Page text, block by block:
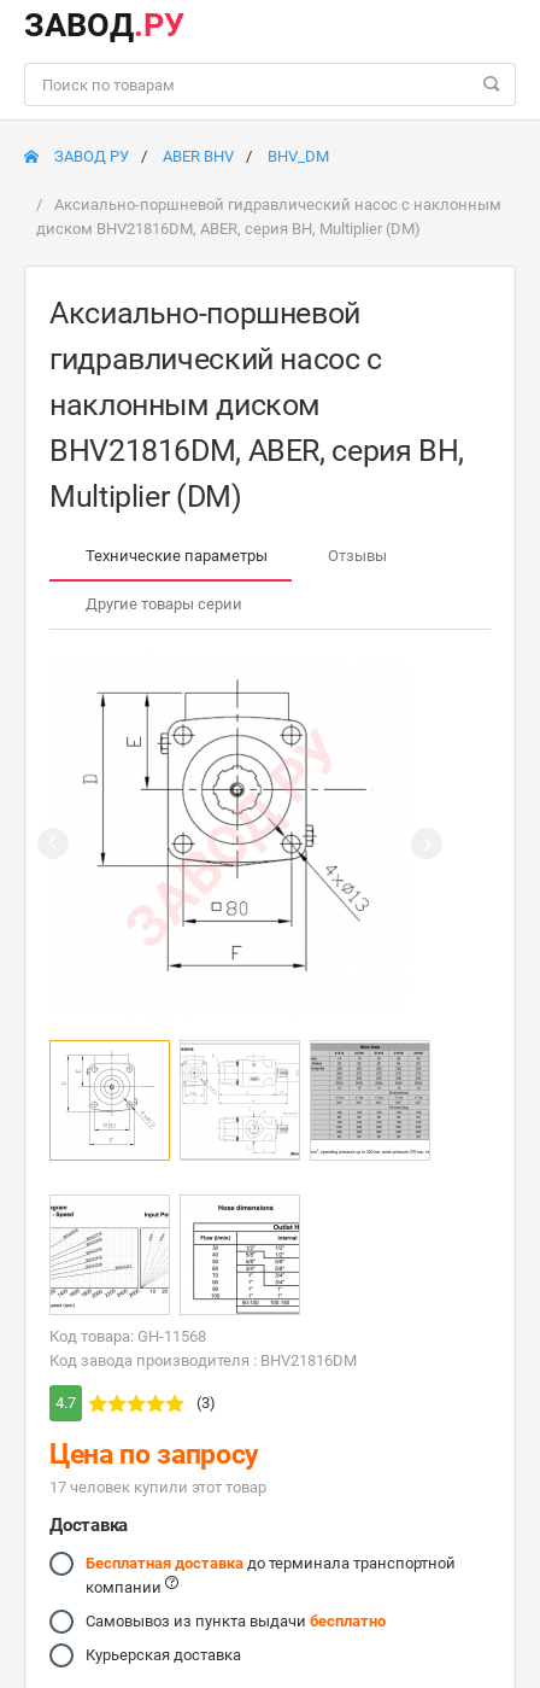
ЗАВОД.РУ
ЗАВОД РУ ABER BHV BHV_DM
Аксиально-поршневой гидравлический насос с наклонным
диском BHV21816DM, ABER, серия BH, Multiplier (DM)
Аксиально-поршневой
гидравлический насос с
наклонным диском
BHV21816DM, ABER, серия BH,
Multiplier (DM)
Технические параметры Отзывы
Другие товары серии
Код товара: GH-11568
Код завода производителя : BHV21816DM
4.7 (3)
Цена по запросу
17 человек купили этот товар
Доставка
Бесплатная доставка до терминала транспортной
компании
Самовывоз из пункта выдачи бесплатно
Курьерская доставка